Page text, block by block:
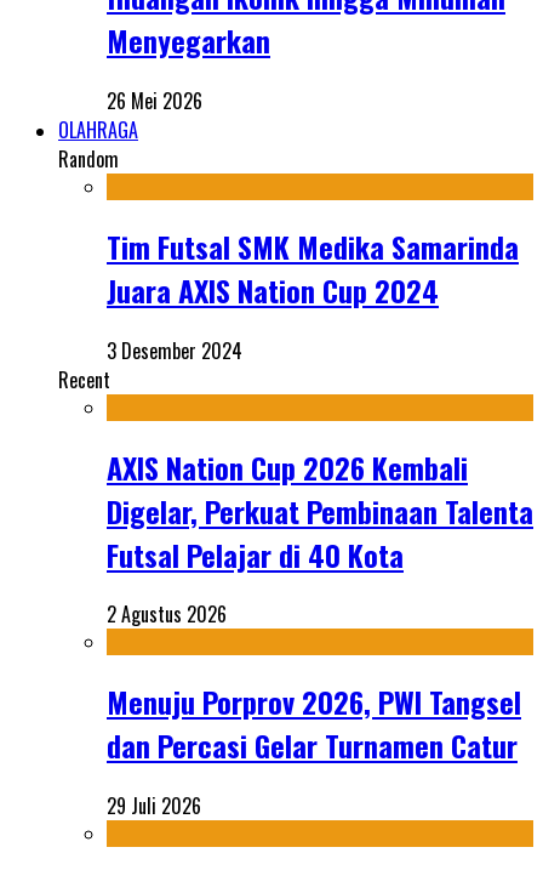
Menyegarkan
26 Mei 2026
OLAHRAGA
Random
Tim Futsal SMK Medika Samarinda
Juara AXIS Nation Cup 2024
3 Desember 2024
Recent
AXIS Nation Cup 2026 Kembali
Digelar, Perkuat Pembinaan Talenta
Futsal Pelajar di 40 Kota
2 Agustus 2026
Menuju Porprov 2026, PWI Tangsel
dan Percasi Gelar Turnamen Catur
29 Juli 2026